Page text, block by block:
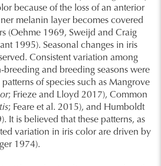
because of the loss of an anterior
melanin layer becomes covered
(Oehme 1969, Sweijd and Craig
1995). Seasonal changes in iris
Consistent variation among
and breeding seasons were
of species such as Mangrove
; Frieze and Lloyd 2017), Common
; Feare et al. 2015), and Humboldt
It is believed that these patterns, as
variation in iris color are driven by
1974).